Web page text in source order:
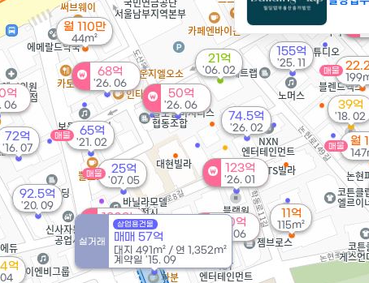
월
매물
억
04
65억
'21. 02
매물
매물
180억
'26. 07
'26. 06
25억
'07. 05
매물
50억
'26. 06
68억
'26. 06
억
06
220억
'26. 06
74.5억
'26. 02
123억
'26. 01
155억
'25. 11
월 110만
44m²
92.5억
'20. 09
11억
115m²
39억
'18. 02
72억
'16. 07
실거래
상업용건물
매매 57억
대지 491m² / 연 1,352m²
계약일 '15. 09
21억
'06. 02